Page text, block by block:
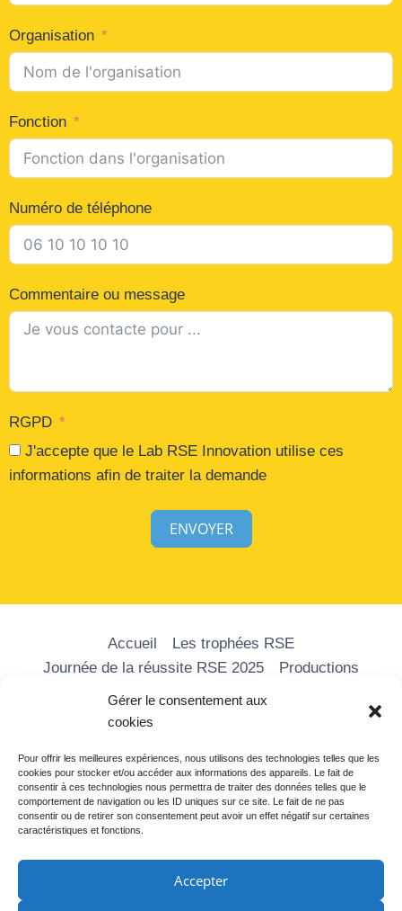
Gérer le consentement aux
cookies
Pour offrir les meilleures expériences, nous utilisons des technologies telles que les
cookies pour stocker et/ou accéder aux informations des appareils. Le fait de
consentir à ces technologies nous permettra de traiter des données telles que le
comportement de navigation ou les ID uniques sur ce site. Le fait de ne pas
consentir ou de retirer son consentement peut avoir un effet négatif sur certaines
caractéristiques et fonctions.
Accepter
Organisation
Fonction
Numéro de téléphone
Commentaire ou message
RGPD
J'accepte que le Lab RSE Innovation utilise ces
informations afin de traiter la demande
ENVOYER
Accueil
Les trophées RSE
Journée de la réussite RSE 2025
Productions
Les formations
Nos vidéos
Adhérer